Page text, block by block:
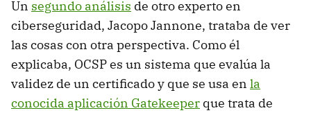
Un segundo análisis de otro experto en
ciberseguridad, Jacopo Jannone, trataba de ver
las cosas con otra perspectiva. Como él
explicaba, OCSP es un sistema que evalúa la
validez de un certificado y que se usa en la
conocida aplicación Gatekeeper que trata de